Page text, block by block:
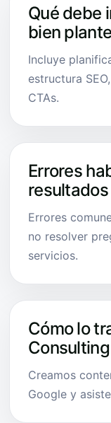
Qué debe
bien
Incluye
estructura
CTAs.
Errores
resultados
Errores
no resolver
servicios.
Cómo lo
Consulting
Creamos
Google y